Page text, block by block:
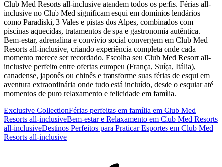
Club Med Resorts all-inclusive atendem todos os perfis. Férias all-
inclusive no Club Med significam esqui em domínios lendários
como Paradiski, 3 Vales e pistas dos Alpes, combinados com
piscinas aquecidas, tratamentos de spa e gastronomia autêntica.
Bem-estar, adrenalina e convívio social convergem em Club Med
Resorts all-inclusive, criando experiência completa onde cada
momento merece ser recordado. Escolha seu Club Med Resort all-
inclusive perfeito entre ofertas europeu (França, Suíça, Itália),
canadense, japonês ou chinês e transforme suas férias de esqui em
aventura extraordinária onde tudo está incluído, desde o esquiar até
momentos de puro relaxamento e felicidade em família.
Exclusive CollectionFérias perfeitas em família em Club Med
Resorts all-inclusiveBem-estar e Relaxamento em Club Med Resorts
all-inclusiveDestinos Perfeitos para Praticar Esportes em Club Med
Resorts all-inclusive